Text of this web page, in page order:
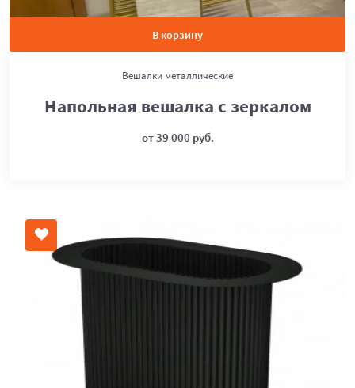
В корзину
Вешалки металлические
Напольная вешалка с зеркалом
от 39 000 руб.